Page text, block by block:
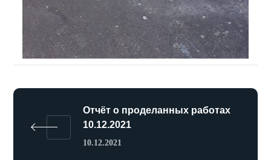
Отчёт о проделанных работах
10.12.2021
10.12.2021